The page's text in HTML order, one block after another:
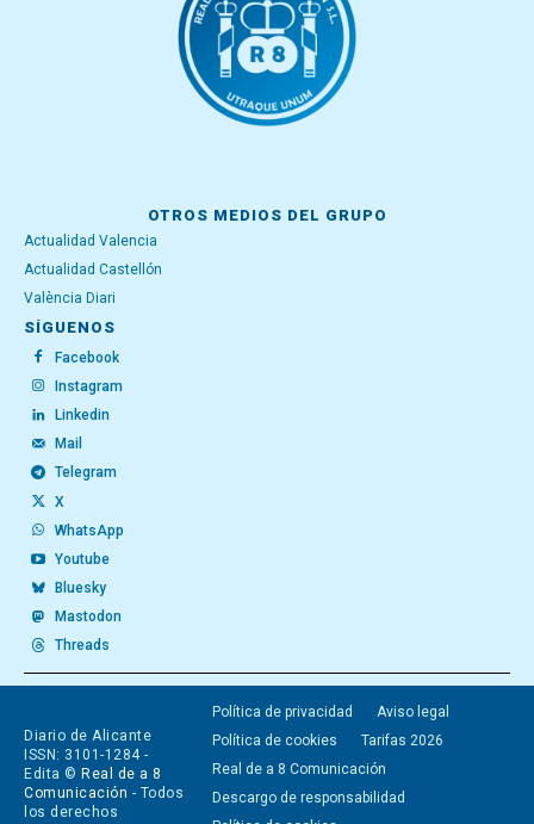
OTROS MEDIOS DEL GRUPO
Actualidad Valencia
Actualidad Castellón
València Diari
SÍGUENOS
Facebook
Instagram
Linkedin
Mail
Telegram
X
WhatsApp
Youtube
Bluesky
Mastodon
Threads
Diario de Alicante
ISSN: 3101-1284 -
Edita © Real de a 8
Comunicación - Todos
los derechos
Política de privacidad
Aviso legal
Política de cookies
Tarifas 2026
Real de a 8 Comunicación
Descargo de responsabilidad